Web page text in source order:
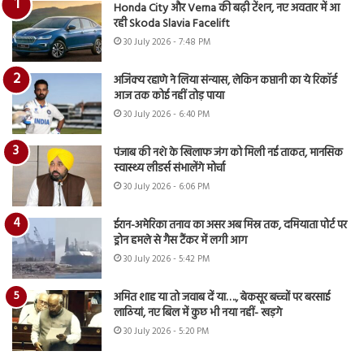
Honda City और Verna की बढ़ी टेंशन, नए अवतार में आ
रही Skoda Slavia Facelift
30 July 2026 - 7:48 PM
अजिंक्य रहाणे ने लिया संन्यास, लेकिन कप्तानी का ये रिकॉर्ड
आज तक कोई नहीं तोड़ पाया
30 July 2026 - 6:40 PM
पंजाब की नशे के खिलाफ जंग को मिली नई ताकत, मानसिक
स्वास्थ्य लीडर्स संभालेंगे मोर्चा
30 July 2026 - 6:06 PM
ईरान-अमेरिका तनाव का असर अब मिस्र तक, दमियाता पोर्ट पर
ड्रोन हमले से गैस टैंकर में लगी आग
30 July 2026 - 5:42 PM
अमित शाह या तो जवाब दें या…., बेकसूर बच्चों पर बरसाई
लाठियां, नए बिल में कुछ भी नया नहीं- खड़गे
30 July 2026 - 5:20 PM